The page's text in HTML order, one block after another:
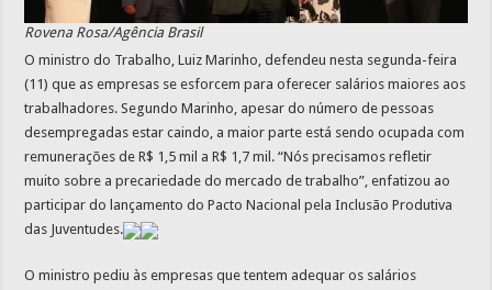
Rovena Rosa/Agência Brasil
O ministro do Trabalho, Luiz Marinho, defendeu nesta segunda-feira
(11) que as empresas se esforcem para oferecer salários maiores aos
trabalhadores. Segundo Marinho, apesar do número de pessoas
desempregadas estar caindo, a maior parte está sendo ocupada com
remunerações de R$ 1,5 mil a R$ 1,7 mil. “Nós precisamos refletir
muito sobre a precariedade do mercado de trabalho”, enfatizou ao
participar do lançamento do Pacto Nacional pela Inclusão Produtiva
das Juventudes.
O ministro pediu às empresas que tentem adequar os salários